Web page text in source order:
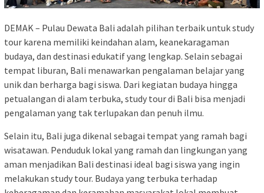
DEMAK – Pulau Dewata Bali adalah pilihan terbaik untuk study
tour karena memiliki keindahan alam, keanekaragaman
budaya, dan destinasi edukatif yang lengkap. Selain sebagai
tempat liburan, Bali menawarkan pengalaman belajar yang
unik dan berharga bagi siswa. Dari kegiatan budaya hingga
petualangan di alam terbuka, study tour di Bali bisa menjadi
pengalaman yang tak terlupakan dan penuh ilmu.
Selain itu, Bali juga dikenal sebagai tempat yang ramah bagi
wisatawan. Penduduk lokal yang ramah dan lingkungan yang
aman menjadikan Bali destinasi ideal bagi siswa yang ingin
melakukan study tour. Budaya yang terbuka terhadap